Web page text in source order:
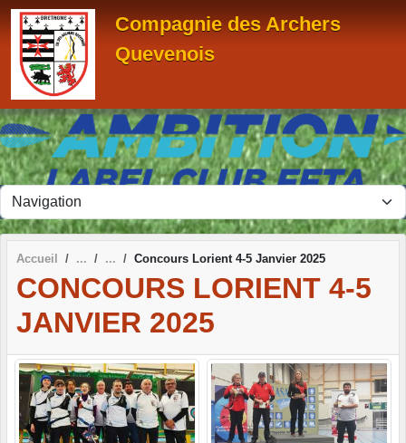
Compagnie des Archers
Quevenois
Accueil Concours Lorient 4-5 Janvier 2025
CONCOURS LORIENT 4-5
JANVIER 2025
Panneau de gestion des cookies